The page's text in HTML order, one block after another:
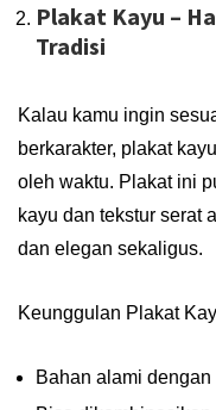
Plakat Kayu –
Tradisi
Kalau kamu ingin
berkarakter, plakat
oleh waktu. Plakat ini
kayu dan tekstur serat
dan elegan sekaligus.
Keunggulan Plakat
Bahan alami